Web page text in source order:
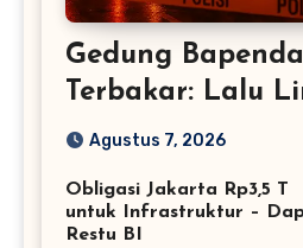
Gedung
Terbakar: Lalu
Tersendat
Agustus 7, 2026
Obligasi Jakarta Rp3,5 T
untuk Infrastruktur –
Restu BI